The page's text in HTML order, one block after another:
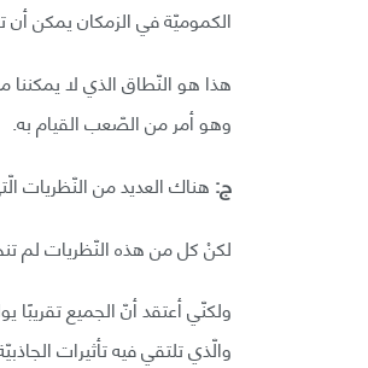
الكموميّة في الزمكان يمكن
هذا هو النّطاق الذي لا يمكننا
وهو أمر من الصّعب القيام به.
ج: هناك العديد من النّظريات
لكنْ كل من هذه النّظريات لم
ولكنّي أعتقد أنّ الجميع
والّذي تلتقي فيه تأثيرات